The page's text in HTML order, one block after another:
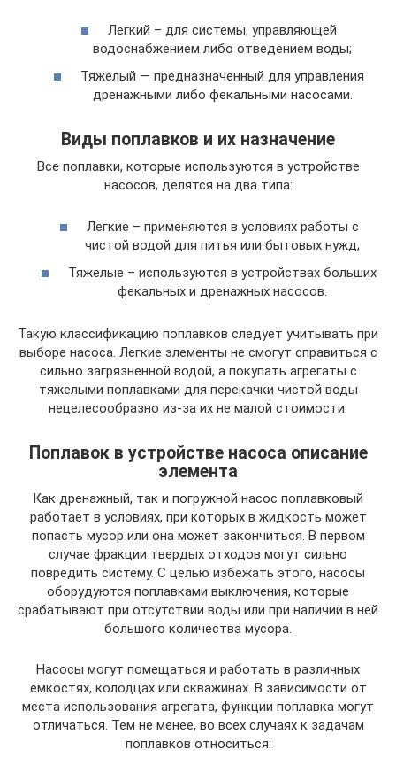
Легкий – для системы, управляющей
водоснабжением либо отведением воды;
Тяжелый — предназначенный для управления
дренажными либо фекальными насосами.
Виды поплавков и их назначение
Все поплавки, которые используются в устройстве
насосов, делятся на два типа:
Легкие – применяются в условиях работы с
чистой водой для питья или бытовых нужд;
Тяжелые – используются в устройствах больших
фекальных и дренажных насосов.
Такую классификацию поплавков следует учитывать при
выборе насоса. Легкие элементы не смогут справиться с
сильно загрязненной водой, а покупать агрегаты с
тяжелыми поплавками для перекачки чистой воды
нецелесообразно из-за их не малой стоимости.
Поплавок в устройстве насоса описание
элемента
Как дренажный, так и погружной насос поплавковый
работает в условиях, при которых в жидкость может
попасть мусор или она может закончиться. В первом
случае фракции твердых отходов могут сильно
повредить систему. С целью избежать этого, насосы
оборудуются поплавками выключения, которые
срабатывают при отсутствии воды или при наличии в ней
большого количества мусора.
Насосы могут помещаться и работать в различных
емкостях, колодцах или скважинах. В зависимости от
места использования агрегата, функции поплавка могут
отличаться. Тем не менее, во всех случаях к задачам
поплавков относиться: